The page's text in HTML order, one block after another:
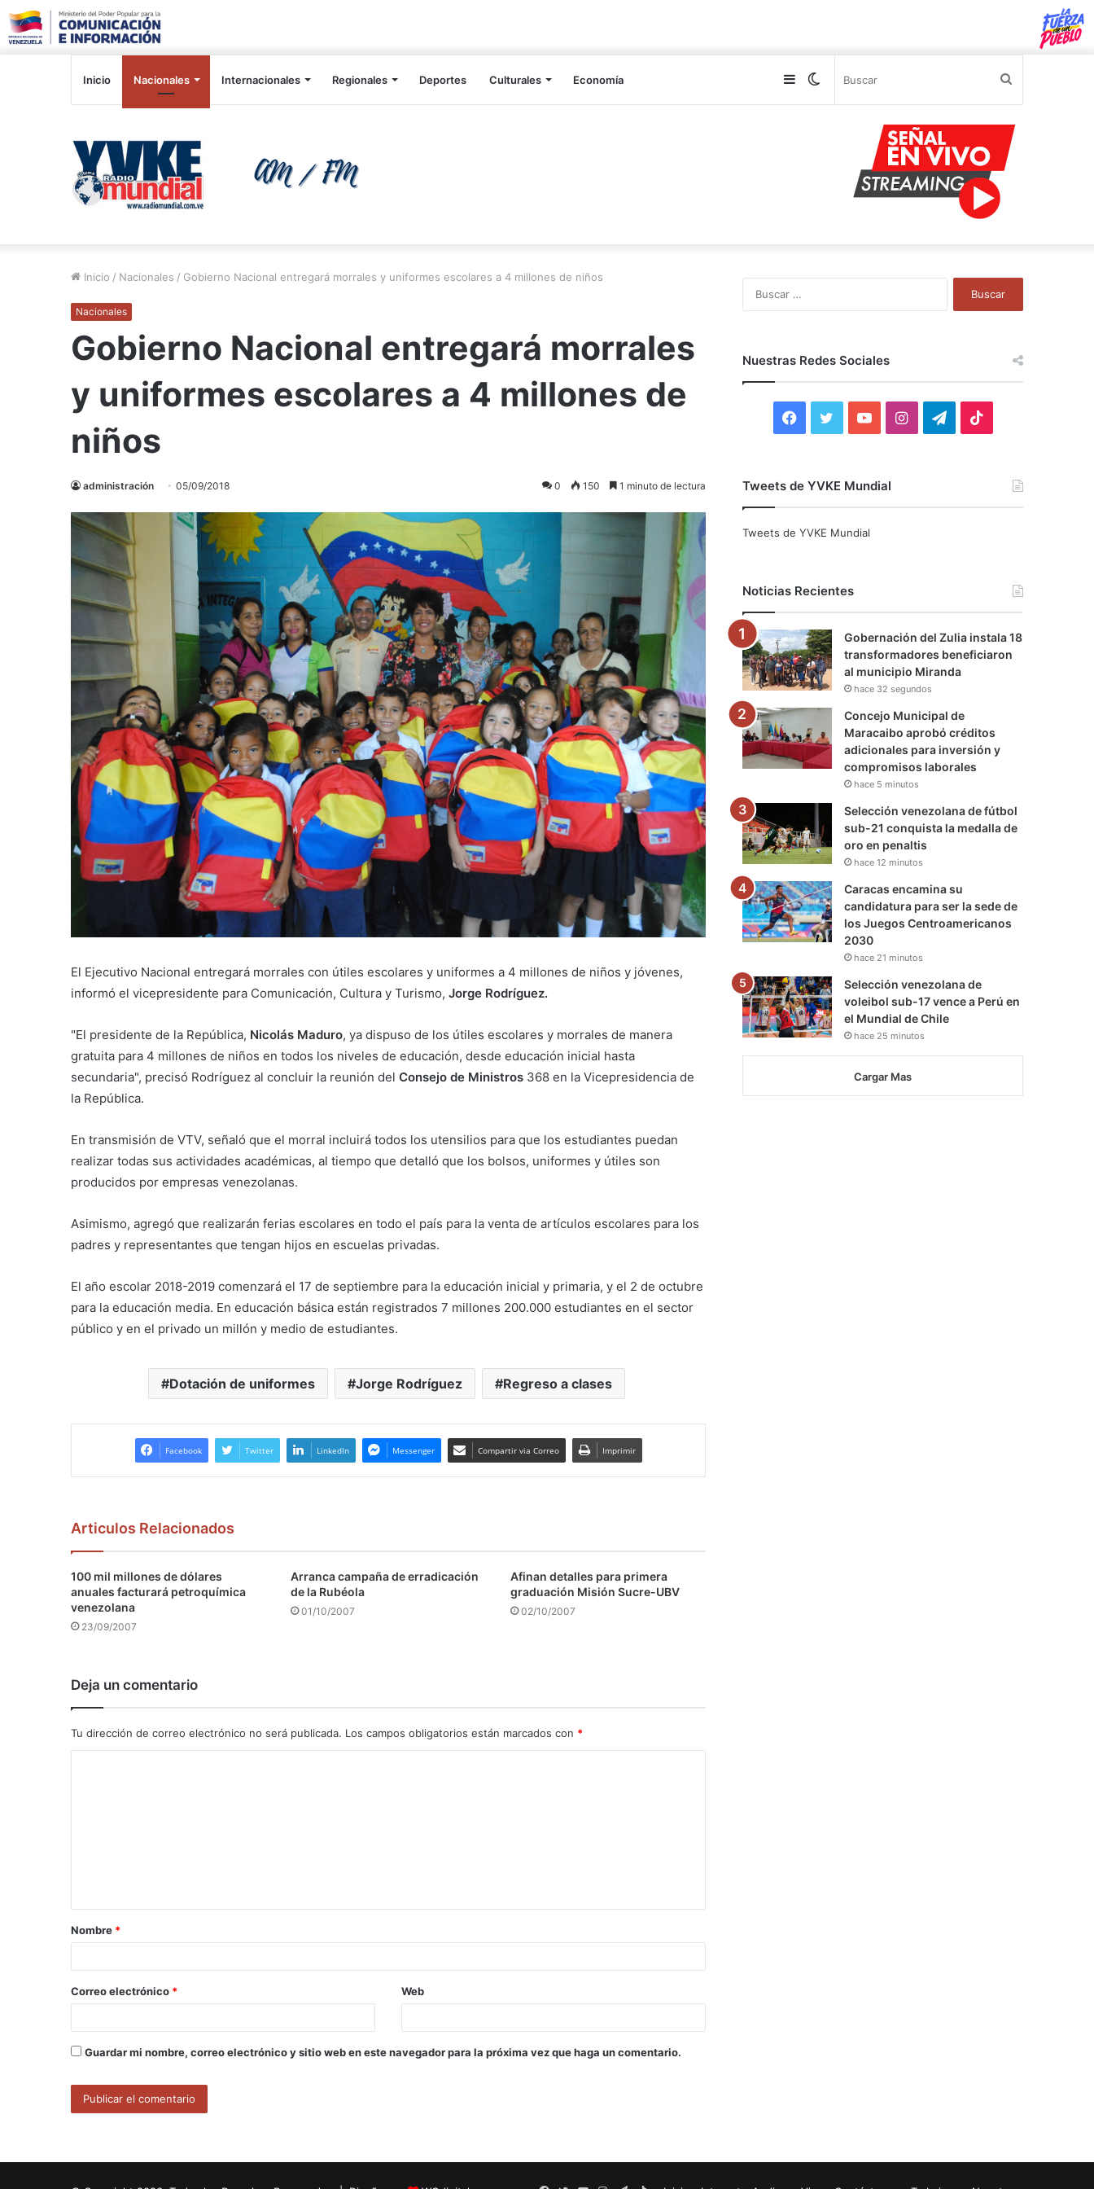
Inicio Nacionales Internacionales Regionales Deportes Culturales Economía Switch
Sidebar
Inicio / Nacionales / Gobierno Nacional entregará morrales y uniformes escolares a 4 millones de niños
Nacionales
Gobierno Nacional entregará morrales
y uniformes escolares a 4 millones de
niños
administración 05/09/2018 0 150 1 minuto de lectura
El Ejecutivo Nacional entregará morrales con útiles escolares y uniformes a 4 millones de niños y jóvenes,
informó el vicepresidente para Comunicación, Cultura y Turismo, Jorge Rodríguez.
"El presidente de la República, Nicolás Maduro, ya dispuso de los útiles escolares y morrales de manera
gratuita para 4 millones de niños en todos los niveles de educación, desde educación inicial hasta
secundaria", precisó Rodríguez al concluir la reunión del Consejo de Ministros 368 en la Vicepresidencia de
la República.
En transmisión de VTV, señaló que el morral incluirá todos los utensilios para que los estudiantes puedan
realizar todas sus actividades académicas, al tiempo que detalló que los bolsos, uniformes y útiles son
producidos por empresas venezolanas.
Asimismo, agregó que realizarán ferias escolares en todo el país para la venta de artículos escolares para los
padres y representantes que tengan hijos en escuelas privadas.
El año escolar 2018-2019 comenzará el 17 de septiembre para la educación inicial y primaria, y el 2 de octubre
para la educación media. En educación básica están registrados 7 millones 200.000 estudiantes en el sector
público y en el privado un millón y medio de estudiantes.
Dotación de uniformes Jorge Rodríguez Regreso a clases
Facebook Twitter LinkedIn Messenger Compartir via Correo Imprimir
Articulos Relacionados
100 mil millones de dólares
anuales facturará petroquímica
venezolana
23/09/2007
Arranca campaña de erradicación
de la Rubéola
01/10/2007
Afinan detalles para primera
graduación Misión Sucre-UBV
02/10/2007
Deja un comentario
Tu dirección de correo electrónico no será publicada. Los campos obligatorios están marcados con *
a
r
*
Nombre *
Correo electrónico * Web
Guardar mi nombre, correo electrónico y sitio web en este navegador para la próxima vez que haga un comentario.
Nuestras Redes Sociales
F
c
o
k
i
r
Y
u
e
I
r
a
m
T
a
m
Tweets de YVKE Mundial
Tweets de YVKE Mundial
Noticias Recientes
Gobernación del Zulia instala 18
transformadores beneficiaron
al municipio Miranda
hace 32 segundos
Concejo Municipal de
Maracaibo aprobó créditos
adicionales para inversión y
compromisos laborales
hace 5 minutos
Selección venezolana de fútbol
sub-21 conquista la medalla de
oro en penaltis
hace 12 minutos
Caracas encamina su
candidatura para ser la sede de
los Juegos Centroamericanos
2030
hace 21 minutos
Selección venezolana de
voleibol sub-17 vence a Perú en
el Mundial de Chile
hace 25 minutos
Cargar Mas